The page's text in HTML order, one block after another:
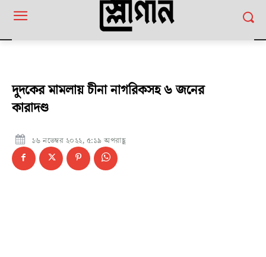
দুদকের মামলায় চীনা নাগরিকসহ ৬ জনের
কারাদণ্ড
১৬ নভেম্বর ২০২২, ৫:১৯ অপরাহ্ণ